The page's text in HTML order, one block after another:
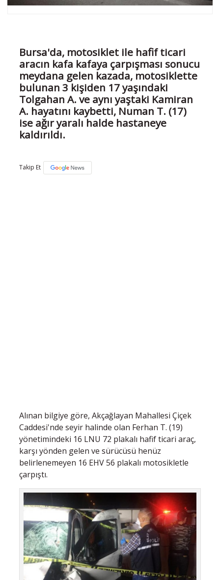
Bursa'da, motosiklet ile hafif ticari
aracın kafa kafaya çarpışması sonucu
meydana gelen kazada, motosiklette
bulunan 3 kişiden 17 yaşındaki
Tolgahan A. ve aynı yaştaki Kamiran
A. hayatını kaybetti, Numan T. (17)
ise ağır yaralı halde hastaneye
kaldırıldı.
Takip Et
Alınan bilgiye göre, Akçağlayan Mahallesi Çiçek
Caddesi'nde seyir halinde olan Ferhan T. (19)
yönetimindeki 16 LNU 72 plakalı hafif ticari araç,
karşı yönden gelen ve sürücüsü henüz
belirlenemeyen 16 EHV 56 plakalı motosikletle
çarpıştı.